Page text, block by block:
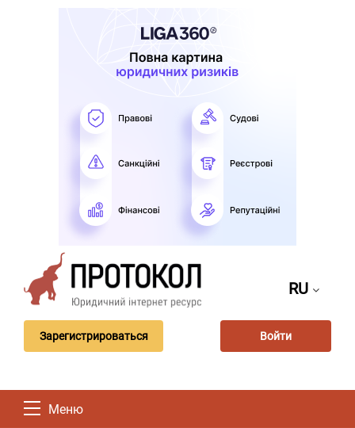
RU
Зарегистрироваться Войти
Меню